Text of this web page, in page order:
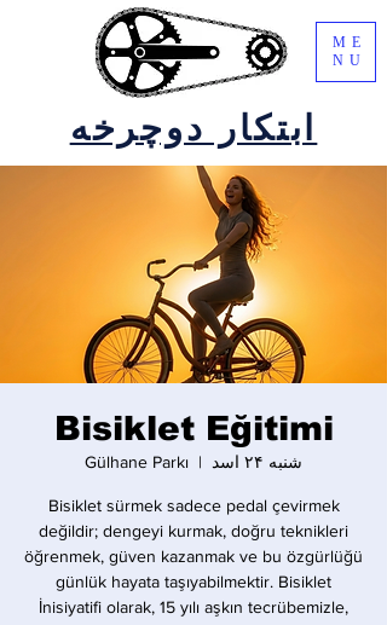
ابتکار دوچرخه
ME
NU
Bisiklet Eğitimi
شنبه ۲۴ اسد
  |
Gülhane Parkı
Bisiklet sürmek sadece pedal çevirmek
değildir; dengeyi kurmak, doğru teknikleri
öğrenmek, güven kazanmak ve bu özgürlüğü
günlük hayata taşıyabilmektir. Bisiklet
İnisiyatifi olarak, 15 yılı aşkın tecrübemizle,